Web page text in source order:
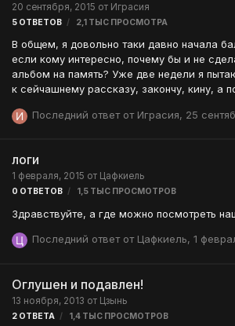
20 сентября, 2015 от Играсия
5 ОТВЕТОВ 2,1 ТЫС ПРОСМОТРА
В общем, я довольно таки давно начала
если кому интересно, почему бы и не
альбом на память? Уже две недели я
к сейчашнему рассказу, закончу, кину, а
проще всех file:///F:/Цзынь.jpg
Последний ответ от Играсия, 25
логи
1 февраля, 2015 от Цафкиель
0 ОТВЕТОВ 1,5 ТЫС ПРОСМОТРОВ
Здравствуйте, а где можно посмотреть
Последний ответ от Цафкиель, 1
Оглушен и подавлен!
13 ноября, 2013 от Цзынь
2 ОТВЕТА 1,4 ТЫС ПРОСМОТРОВ